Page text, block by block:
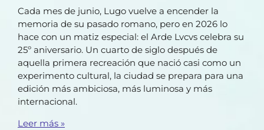
Cada mes de junio, Lugo vuelve a encender la
memoria de su pasado romano, pero en 2026 lo
hace con un matiz especial: el Arde Lvcvs celebra su
25º aniversario. Un cuarto de siglo después de
aquella primera recreación que nació casi como un
experimento cultural, la ciudad se prepara para una
edición más ambiciosa, más luminosa y más
internacional.
Leer más »